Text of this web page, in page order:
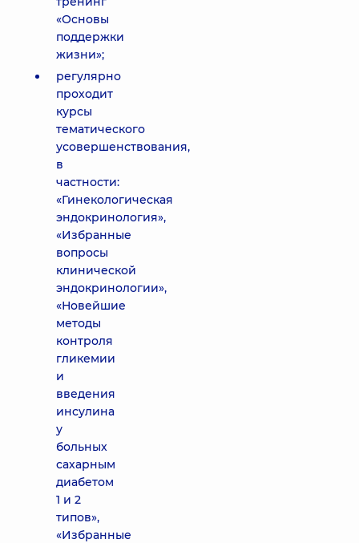
«Основы
поддержки
жизни»;
регулярно
проходит
курсы
тематического
усовершенствования,
в
частности:
«Гинекологическая
эндокринология»,
«Избранные
вопросы
клинической
эндокринологии»,
«Новейшие
методы
контроля
гликемии
и
введения
инсулина
у
больных
сахарным
диабетом
1 и 2
типов»,
«Избранные